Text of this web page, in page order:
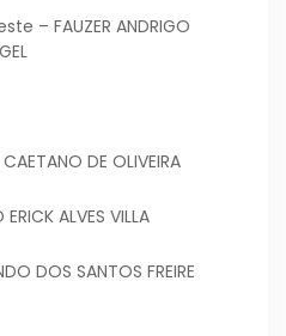
– FAUZER ANDRIGO
DE OLIVEIRA
ALVES VILLA
DOS SANTOS FREIRE